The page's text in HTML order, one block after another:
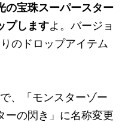
の宝珠スーパースター
プしますよ。バージョ
のドロップアイテム
、「モンスターゾー
ーの閃き」に名称変更